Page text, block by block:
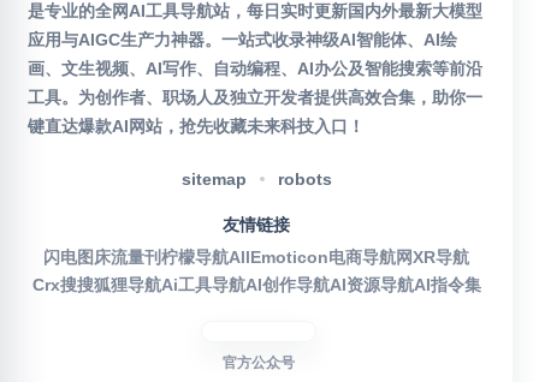
是专业的全网AI工具导航站，每日实时更新国内外最新大模型
应用与AIGC生产力神器。一站式收录神级AI智能体、AI绘
画、文生视频、AI写作、自动编程、AI办公及智能搜索等前沿
工具。为创作者、职场人及独立开发者提供高效合集，助你一
键直达爆款AI网站，抢先收藏未来科技入口！
sitemap robots
友情链接
闪电图床流量刊柠檬导航AllEmoticon电商导航网XR导航
Crx搜搜狐狸导航Ai工具导航AI创作导航AI资源导航AI指令集
官方公众号